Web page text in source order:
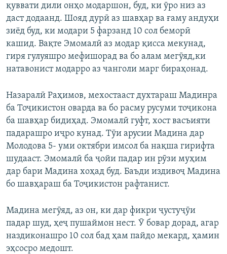
қуввати дили онҳо модаршон, буд, ки ӯро низ аз
даст додаанд. Шояд дурӣ аз шавҳар ва ғаму андуҳи
зиёд буд, ки модари 5 фарзанд 10 сол беморӣ
кашид. Вақте Эмомалӣ аз модар қисса мекунад,
гиря гулуяшро мефишорад ва бо алам мегӯяд,ки
натавонист модарро аз чанголи марг бираҳонад.
Назаралӣ Раҳимов, мехостааст духтараш Мадинра
ба Тоҷикистон оварда ва бо расму русуми тоҷикона
ба шавҳар бидиҳад. Эмомалӣ гуфт, хост васъияти
падарашро иҷро кунад. Тӯи арусии Мадина дар
Молодова 5- уми октябри имсол ба нақша гирифта
шудааст. Эмомалӣ ба ҷойи падар ин рӯзи муҳим
дар бари Мадина хоҳад буд. Баъди издивоҷ Мадина
бо шавҳараш ба Тоҷикистон рафтанист.
Мадина мегӯяд, аз он, ки дар фикри ҷустуҷӯи
падар шуд, ҳеҷ пушаймон нест. Ӯ бовар дорад, агар
наздиконашро 10 сол бад ҳам пайдо мекард, ҳамин
эҳсосро медошт.